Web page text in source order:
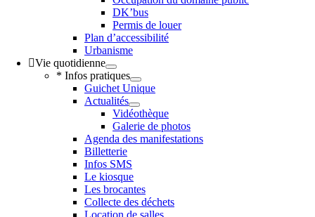
DK’bus
Permis de louer
Plan d’accessibilité
Urbanisme
Vie quotidienne
* Infos pratiques
Guichet Unique
Actualités
Vidéothèque
Galerie de photos
Agenda des manifestations
Billetterie
Infos SMS
Le kiosque
Les brocantes
Collecte des déchets
Location de salles